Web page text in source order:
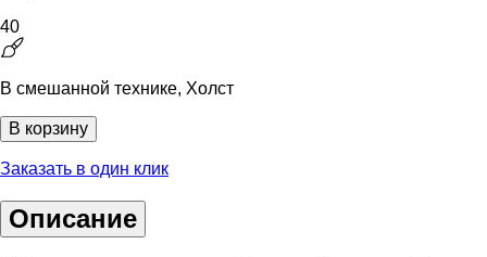
40
В смешанной технике, Холст
В корзину
Заказать в один клик
Описание